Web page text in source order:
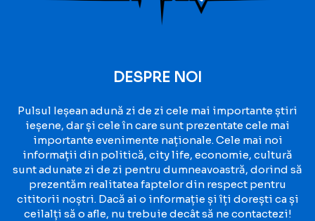
DESPRE NOI
Pulsul Ieșean adună zi de zi cele mai importante știri
ieșene, dar și cele în care sunt prezentate cele mai
importante evenimente naționale. Cele mai noi
informații din politică, city life, economie, cultură
sunt adunate zi de zi pentru dumneavoastră, dorind să
prezentăm realitatea faptelor din respect pentru
cititorii noștri. Dacă ai o informație și îți dorești ca și
ceilalți să o afle, nu trebuie decât să ne contactezi!